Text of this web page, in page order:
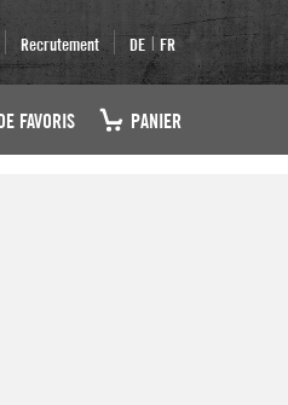
Recrutement DE | FR
FAVORIS PANIER